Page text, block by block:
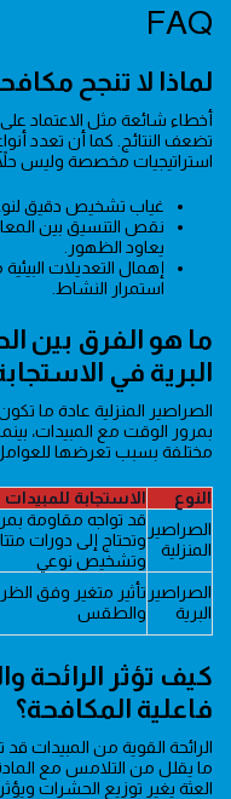
FAQ
لماذا لا تنجح
أخطاء شائعة مثل الاعتماد
تضعف النتائج. كما أن تعدد
استراتيجيات مخصصة وليس حلاً
غياب تشخيص دقيق لنوع
نقص التنسيق بين
يعاود الظهور.
إهمال التعديلات
استمرار النشاط.
ما هو الفرق بين
البرية في
الصراصير المنزلية عادة ما
بمرور الوقت مع المبيدات،
مختلفة بسبب تعرضها للعوامل
النوع الاستجابة للمبيدات
الصراصير
المنزلية
قد تواجه مقاومة
وتحتاج إلى دورات
وتشخيص نوعي
الصراصير
البرية
تأثير متغير وفق
والطقس
كيف تؤثر الرائحة
فاعلية المكافحة؟
الرائحة القوية من المبيدات
ما يقلل من التلامس مع
العثة يغير توزيع الحشرات